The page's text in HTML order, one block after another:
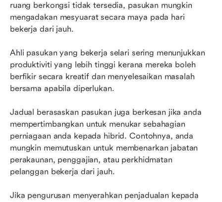
ruang berkongsi tidak tersedia, pasukan mungkin
mengadakan mesyuarat secara maya pada hari
bekerja dari jauh.
Ahli pasukan yang bekerja selari sering menunjukkan
produktiviti yang lebih tinggi kerana mereka boleh
berfikir secara kreatif dan menyelesaikan masalah
bersama apabila diperlukan.
Jadual berasaskan pasukan juga berkesan jika anda
mempertimbangkan untuk menukar sebahagian
perniagaan anda kepada hibrid. Contohnya, anda
mungkin memutuskan untuk membenarkan jabatan
perakaunan, penggajian, atau perkhidmatan
pelanggan bekerja dari jauh.
Jika pengurusan menyerahkan penjadualan kepada